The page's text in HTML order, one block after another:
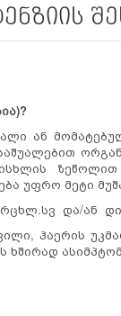
ან
უფრო მეტი
და/ან
ჰაერის